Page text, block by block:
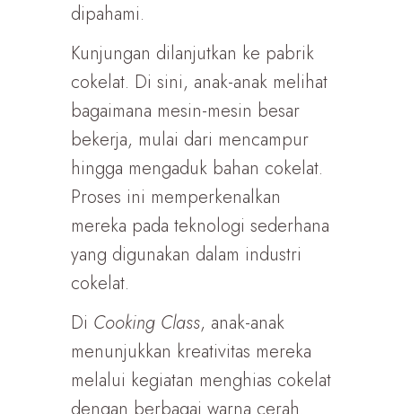
dipahami.
Kunjungan dilanjutkan ke pabrik
cokelat. Di sini, anak-anak melihat
bagaimana mesin-mesin besar
bekerja, mulai dari mencampur
hingga mengaduk bahan cokelat.
Proses ini memperkenalkan
mereka pada teknologi sederhana
yang digunakan dalam industri
cokelat.
Di Cooking Class, anak-anak
menunjukkan kreativitas mereka
melalui kegiatan menghias cokelat